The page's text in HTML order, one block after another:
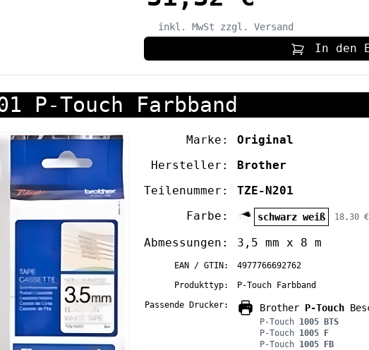
inkl. MwSt zzgl. Versand
In den
P-Touch Farbband
Marke:
Original
Hersteller:
Brother
Teilenummer:
TZE-N201
Farbe:
schwarz weiß 18,30 €
Abmessungen: 3,5 mm x 8 m
EAN / GTIN:
4977766692762
Produkttyp:
P-Touch Farbband
Passende Drucker:
Brother P-Touch
P-Touch 1005 BTS
P-Touch 1005 F
P-Touch 1005 FB